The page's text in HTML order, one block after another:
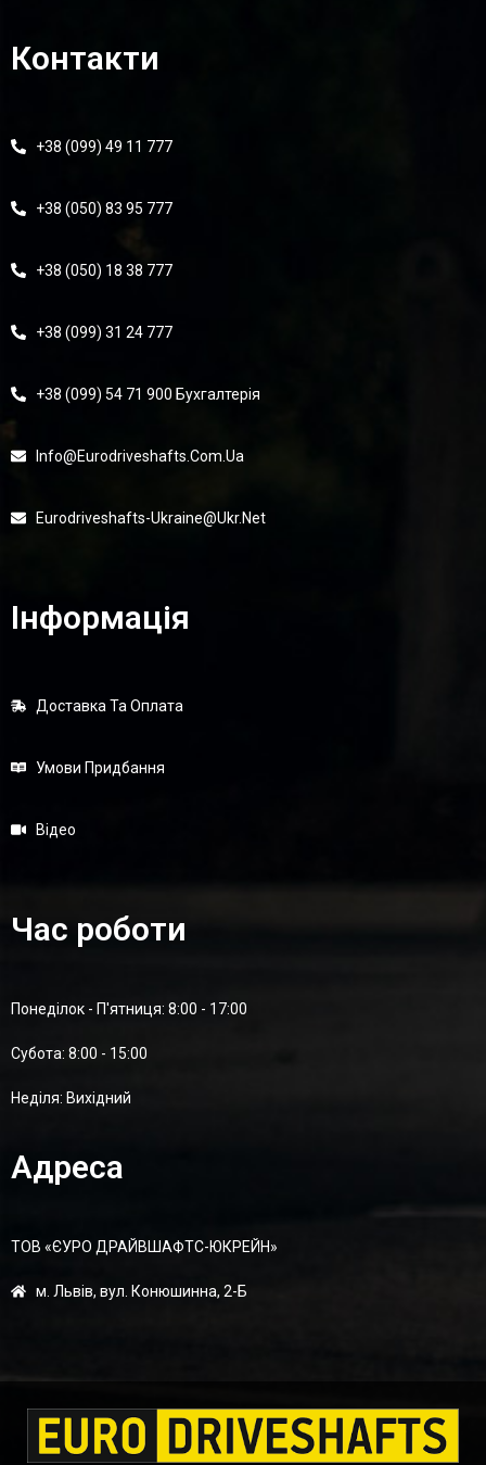
Контакти
+38 (099) 49 11 777
+38 (050) 83 95 777
+38 (050) 18 38 777
+38 (099) 31 24 777
+38 (099) 54 71 900 Бухгалтерія
Info@eurodriveshafts.com.ua
Eurodriveshafts-Ukraine@ukr.net
Інформація
Доставка Та Оплата
Умови Придбання
Відео
Час роботи
Понеділок - П'ятниця: 8:00 - 17:00
Суботa: 8:00 - 15:00
Неділя: Вихідний
Адреса
ТОВ «ЄУРО ДРАЙВШАФТC-ЮКРЕЙН»
м. Львів, вул. Конюшинна, 2-Б